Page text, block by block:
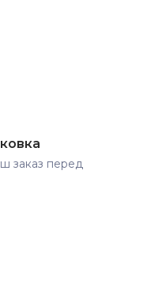
заказ перед